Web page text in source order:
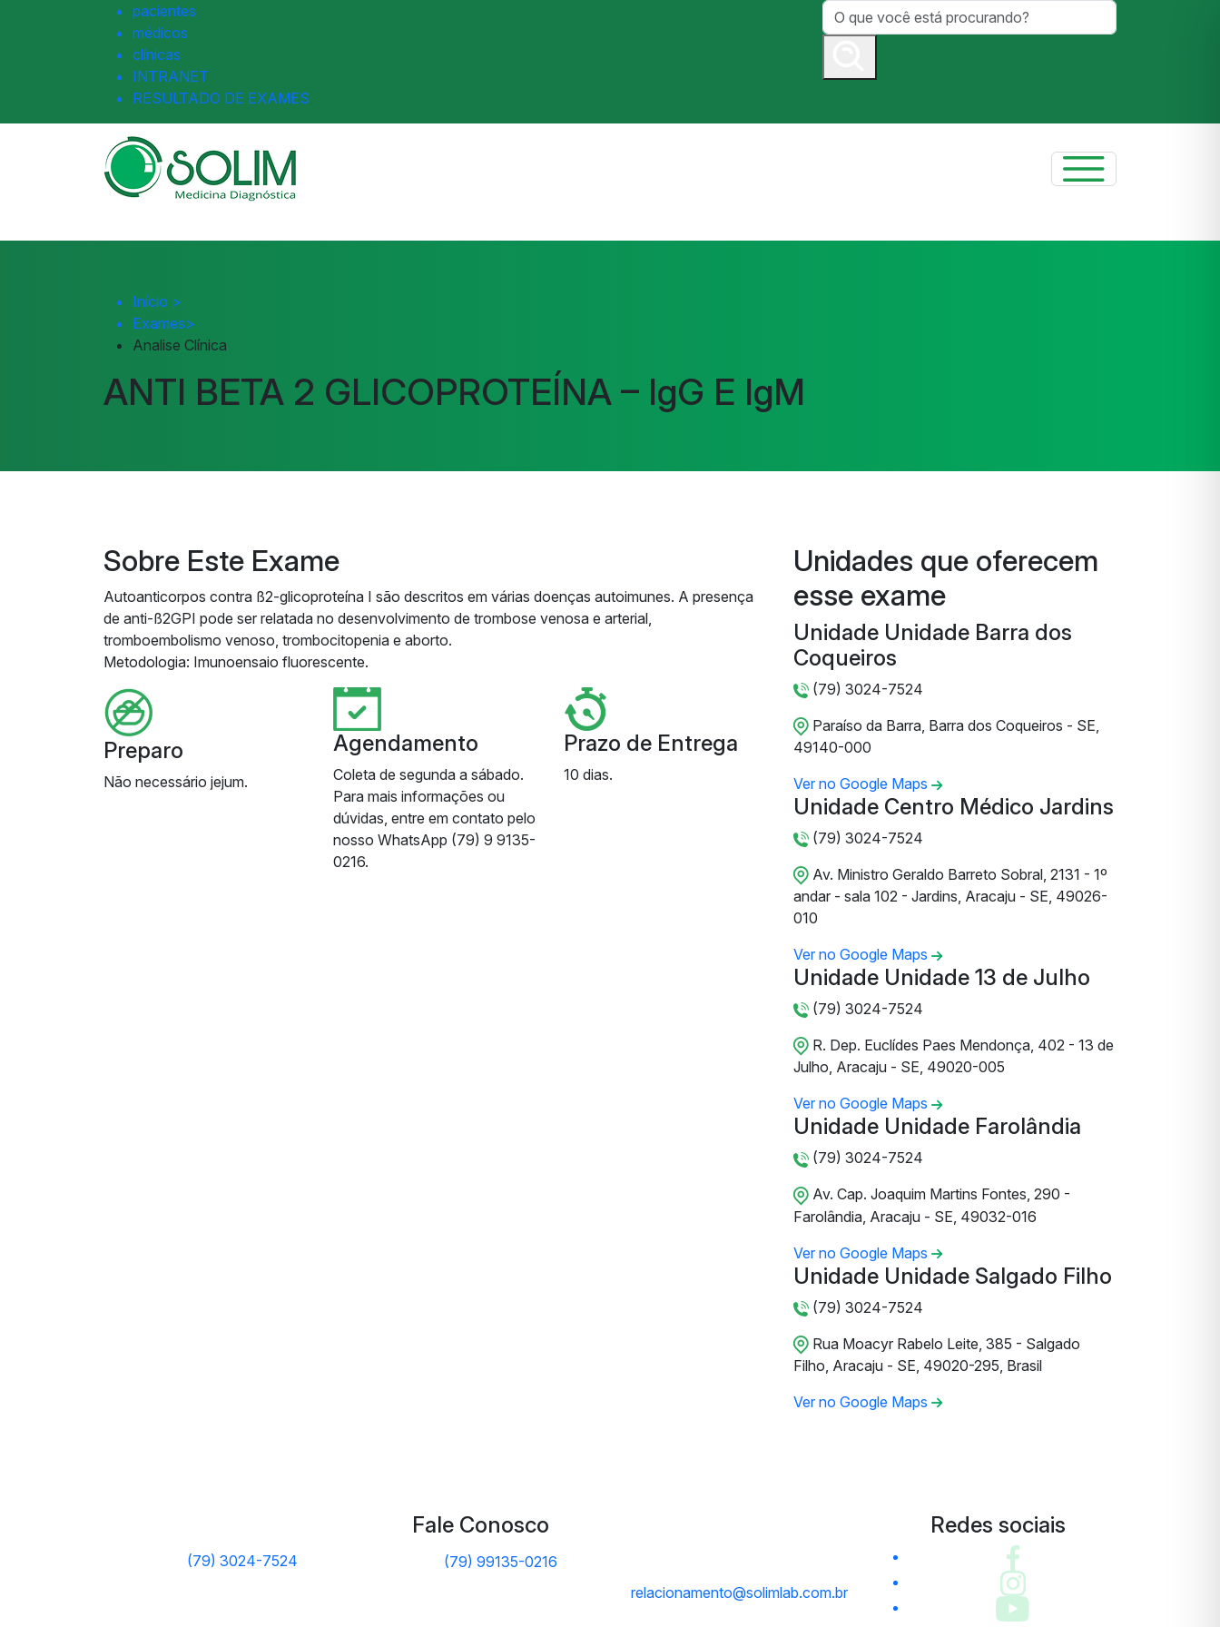
pacientes
médicos
clínicas
INTRANET
RESULTADO DE EXAMES
Início >
Exames>
Analise Clínica
ANTI BETA 2 GLICOPROTEÍNA – IgG E IgM
Sobre Este Exame
Autoanticorpos contra ß2-glicoproteína I são descritos em várias doenças autoimunes. A presença
de anti-ß2GPI pode ser relatada no desenvolvimento de trombose venosa e arterial,
tromboembolismo venoso, trombocitopenia e aborto.
Metodologia: Imunoensaio fluorescente.
Preparo
Não necessário jejum.
Agendamento
Coleta de segunda a sábado.
Para mais informações ou
dúvidas, entre em contato pelo
nosso WhatsApp (79) 9 9135-
0216.
Prazo de Entrega
10 dias.
Unidades que oferecem
esse exame
Unidade Unidade Barra dos
Coqueiros
(79) 3024-7524
Paraíso da Barra, Barra dos Coqueiros - SE,
49140-000
Ver no Google Maps
Unidade Centro Médico Jardins
(79) 3024-7524
Av. Ministro Geraldo Barreto Sobral, 2131 - 1º
andar - sala 102 - Jardins, Aracaju - SE, 49026-
010
Ver no Google Maps
Unidade Unidade 13 de Julho
(79) 3024-7524
R. Dep. Euclídes Paes Mendonça, 402 - 13 de
Julho, Aracaju - SE, 49020-005
Ver no Google Maps
Unidade Unidade Farolândia
(79) 3024-7524
Av. Cap. Joaquim Martins Fontes, 290 -
Farolândia, Aracaju - SE, 49032-016
Ver no Google Maps
Unidade Unidade Salgado Filho
(79) 3024-7524
Rua Moacyr Rabelo Leite, 385 - Salgado
Filho, Aracaju - SE, 49020-295, Brasil
Ver no Google Maps
Fale Conosco
(79) 3024-7524
(79) 99135-0216
relacionamento@solimlab.com.br
Redes sociais